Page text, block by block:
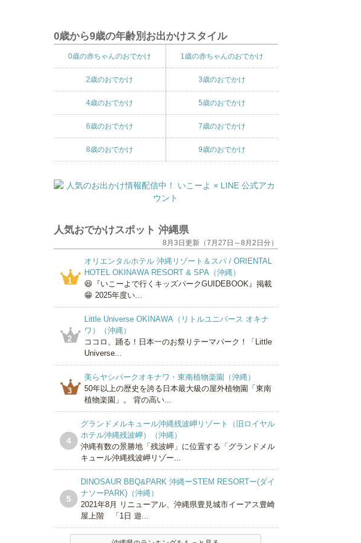
0歳から9歳の年齢別お出かけスタイル
0歳の赤ちゃんのおでかけ 1歳の赤ちゃんのおでかけ
2歳のおでかけ 3歳のおでかけ
4歳のおでかけ 5歳のおでかけ
6歳のおでかけ 7歳のおでかけ
8歳のおでかけ 9歳のおでかけ
人気おでかけスポット 沖縄県
8月3日更新（7月27日～8月2日分）
1
オリエンタルホテル 沖縄リゾート＆スパ / ORIENTAL
HOTEL OKINAWA RESORT & SPA（沖縄）
😆『いこーよで行くキッズパークGUIDEBOOK』掲載
😁 2025年度い...
2
Little Universe OKINAWA（リトルユニバース オキナ
ワ）（沖縄）
ココロ、踊る！日本一のお祭りテーマパーク！「Little
Universe...
3
美らヤシパークオキナワ・東南植物楽園（沖縄）
50年以上の歴史を誇る日本最大級の屋外植物園「東南
植物楽園」。 背の高い...
4
グランドメルキュール沖縄残波岬リゾート（旧ロイヤル
ホテル沖縄残波岬）（沖縄）
沖縄有数の景勝地「残波岬」に位置する「グランドメル
キュール沖縄残波岬リゾー...
5
DINOSAUR BBQ&PARK 沖縄ーSTEM RESORTー(ダイ
ナソーPARK)（沖縄）
2021年8月 リニューアル、沖縄県豊見城市イーアス豊崎
屋上階 「1日 遊...